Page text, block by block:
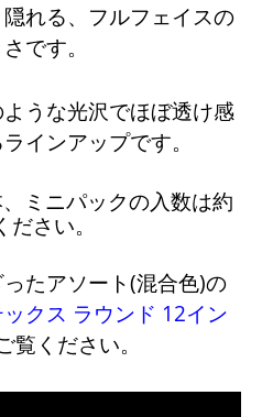
れる、フルフェイスの
です。
うな光沢でほぼ透け感
インアップです。
ミニパックの入数は約
さい。
たアソート(混合色)の
クス ラウンド 12イン
覧ください。